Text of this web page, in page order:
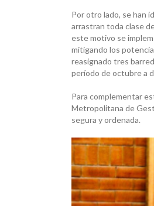
Por otro lado, se han
arrastran toda clase
este motivo se
mitigando los
reasignado tres
período de octubre a
Para complementar
Metropolitana de
segura y ordenada.